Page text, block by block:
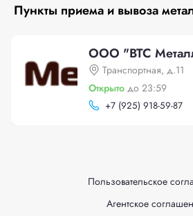
Пункты приема и вывоза
ООО "ВТС
Транспортная, д.11
Открыто до 23:59
+7 (925) 918-59-87
Пользовательское
Агентское